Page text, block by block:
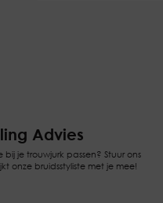
Advies
je trouwjurk passen? Stuur ons
onze bruidsstyliste met je mee!